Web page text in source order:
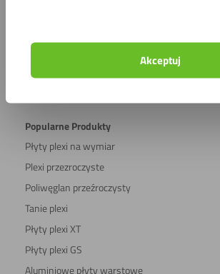
Akceptuj
O firmie Płytyplastikowe
Popularne Produkty
Płyty plexi na wymiar
Plexi przezroczyste
Poliwęglan przeźroczysty
Tanie plexi
Płyty plexi XT
Płyty plexi GS
Aluminiowe płyty warstowe